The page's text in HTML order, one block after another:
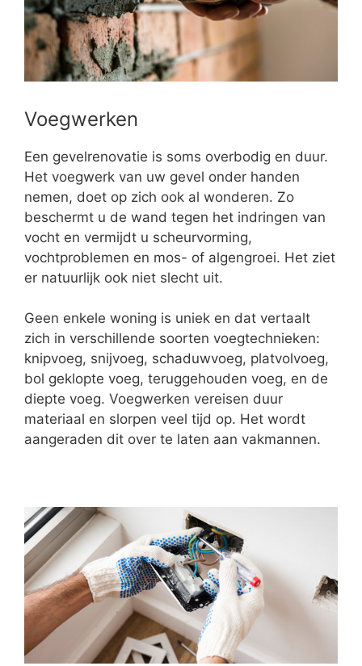
Voegwerken
Een gevelrenovatie is soms overbodig en duur.
Het voegwerk van uw gevel onder handen
nemen, doet op zich ook al wonderen. Zo
beschermt u de wand tegen het indringen van
vocht en vermijdt u scheurvorming,
vochtproblemen en mos- of algengroei. Het ziet
er natuurlijk ook niet slecht uit.
Geen enkele woning is uniek en dat vertaalt
zich in verschillende soorten voegtechnieken:
knipvoeg, snijvoeg, schaduwvoeg, platvolvoeg,
bol geklopte voeg, teruggehouden voeg, en de
diepte voeg. Voegwerken vereisen duur
materiaal en slorpen veel tijd op. Het wordt
aangeraden dit over te laten aan vakmannen.